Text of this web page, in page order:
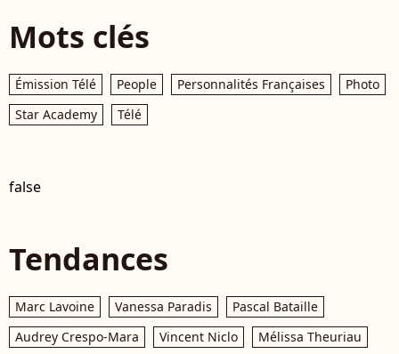
Mots clés
Émission Télé People Personnalités Françaises
Photo
Star Academy
Télé
false
Tendances
Marc Lavoine Vanessa Paradis
Pascal Bataille
Audrey Crespo-Mara
Vincent Niclo
Mélissa Theuriau